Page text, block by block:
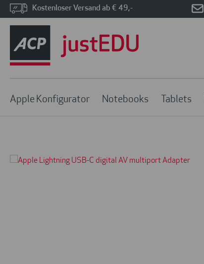
Kostenloser Versand ab € 49,-
Apple Konfigurator Notebooks Tablets